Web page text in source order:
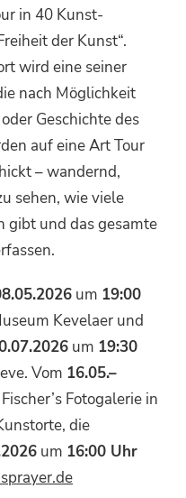
in 40 Kunst-
der Kunst“.
wird eine seiner
nach Möglichkeit
Geschichte des
auf eine Art Tour
– wandernd,
sehen, wie viele
gibt und das gesamte
um 19:00
Kevelaer und
um 19:30
Vom 16.05.–
Fotogalerie in
die
um 16:00 Uhr